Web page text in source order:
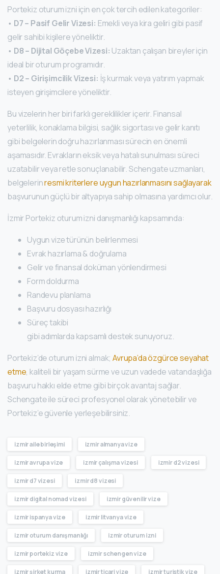
Portekiz oturum izni için en çok tercih edilen kategoriler:
• D7 – Pasif Gelir Vizesi: Emekli veya kira geliri gibi pasif
gelir sahibi kişilere yöneliktir.
• D8 – Dijital Göçebe Vizesi: Uzaktan çalışan bireyler için
ideal bir oturum programıdır.
• D2 – Girişimcilik Vizesi: İş kurmak veya yatırım yapmak
isteyen girişimcilere yöneliktir.
Bu vizelerin her biri farklı gereklilikler içerir. Finansal
yeterlilik, konaklama bilgisi, sağlık sigortası ve gelir kanıtı
gibi belgelerin doğru hazırlanması sürecin en önemli
aşamasıdır. Evrakların eksik veya hatalı sunulması süreci
uzatabilir veya retle sonuçlanabilir. Schengate uzmanları,
belgelerinresmi kriterlere uygun hazırlanmasını sağlayarak
başvurunun güçlü bir altyapıya sahip olmasına yardımcı olur.
İzmir Portekiz oturum izni danışmanlığı kapsamında:
Uygun vize türünün belirlenmesi
Evrak hazırlama & doğrulama
Gelir ve finansal doküman yönlendirmesi
Form doldurma
Randevu planlama
Başvuru dosyası hazırlığı
Süreç takibi
gibi adımlarda kapsamlı destek sunuyoruz.
Portekiz’de oturum izni almak;Avrupa’da özgürce seyahat
etme, kaliteli bir yaşam sürme ve uzun vadede vatandaşlığa
başvuru hakkı elde etme gibi birçok avantaj sağlar.
Schengate ile süreci profesyonel olarak yönetebilir ve
Portekiz’e güvenle yerleşebilirsiniz.
izmir aile birleşimi izmir almanya vize
izmir avrupa vize izmir çalışma vizesi izmir d2 vizesi
izmir d7 vizesi izmir d8 vizesi
izmir digital nomad vizesi izmir güvenilir vize
izmir ispanya vize izmir litvanya vize
izmir oturum danışmanlığı izmir oturum izni
izmir portekiz vize izmir schengen vize
izmir şirket kurma izmir ticari vize izmir turistik vize